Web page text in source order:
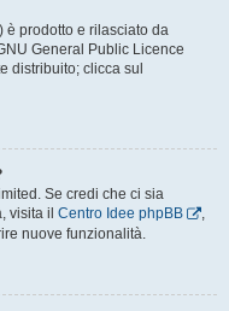
è prodotto e rilasciato da
General Public Licence
distribuito; clicca sul
Se credi che ci sia
visita il Centro Idee phpBB
,
nuove funzionalità.